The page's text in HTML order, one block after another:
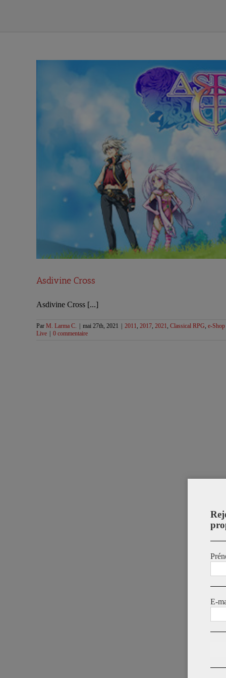
Asdivine Cross
Asdivine Cross [...]
Par M. Larma C. mai 27th, 2021 2011, 2017, 2021, Classical RPG, e-
Live
0 commentaire
E-